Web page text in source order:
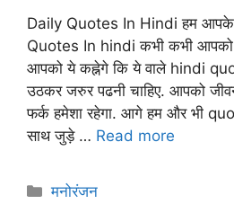
Daily Quotes In Hindi हम आपके
Quotes In hindi कभी कभी
आपको ये कह्नेगे कि ये वाले hindi
उठकर जरुर पढनी चाहिए. आपको
फर्क हमेशा रहेगा. आगे हम और भी
साथ जुड़े … Read more
Categories
मनोरंजन